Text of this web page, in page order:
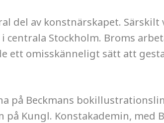
del av konstnärskapet. Särskilt
centrala Stockholm. Broms
ett omisskänneligt sätt att
på Beckmans
på Kungl. Konstakademin, med